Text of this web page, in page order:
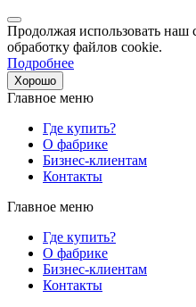
Продолжая использовать наш
обработку файлов cookie.
Подробнее
Хорошо
Главное меню
Где купить?
О фабрике
Бизнес-клиентам
Контакты
Главное меню
Где купить?
О фабрике
Бизнес-клиентам
Контакты